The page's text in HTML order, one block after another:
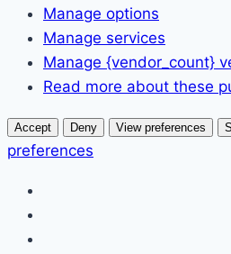
Manage options
Manage services
Manage {vendor_count}
Read more about these
Accept Deny View preferences
preferences